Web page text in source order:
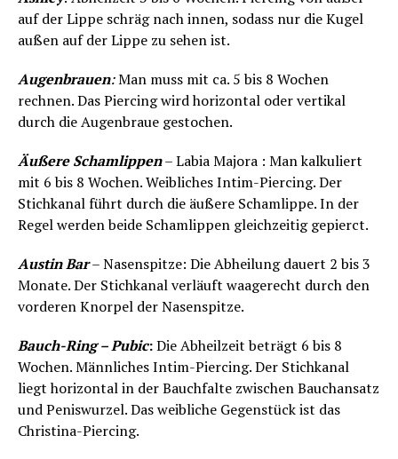
auf der Lippe schräg nach innen, sodass nur die Kugel
außen auf der Lippe zu sehen ist.
Augenbrauen:Man muss mit ca. 5 bis 8 Wochen
rechnen. Das Piercing wird horizontal oder vertikal
durch die Augenbraue gestochen.
Äußere Schamlippen– Labia Majora : Man kalkuliert
mit 6 bis 8 Wochen. Weibliches Intim-Piercing. Der
Stichkanal führt durch die äußere Schamlippe. In der
Regel werden beide Schamlippen gleichzeitig gepierct.
Austin Bar– Nasenspitze: Die Abheilung dauert 2 bis 3
Monate. Der Stichkanal verläuft waagerecht durch den
vorderen Knorpel der Nasenspitze.
Bauch-Ring – Pubic:Die Abheilzeit beträgt 6 bis 8
Wochen. Männliches Intim-Piercing. Der Stichkanal
liegt horizontal in der Bauchfalte zwischen Bauchansatz
und Peniswurzel. Das weibliche Gegenstück ist das
Christina-Piercing.